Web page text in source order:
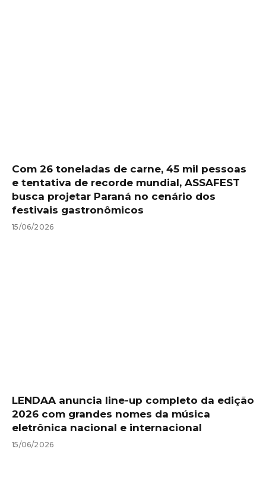
Com 26 toneladas de carne, 45 mil pessoas
e tentativa de recorde mundial, ASSAFEST
busca projetar Paraná no cenário dos
festivais gastronômicos
15/06/2026
LENDAA anuncia line-up completo da edição
2026 com grandes nomes da música
eletrônica nacional e internacional
15/06/2026